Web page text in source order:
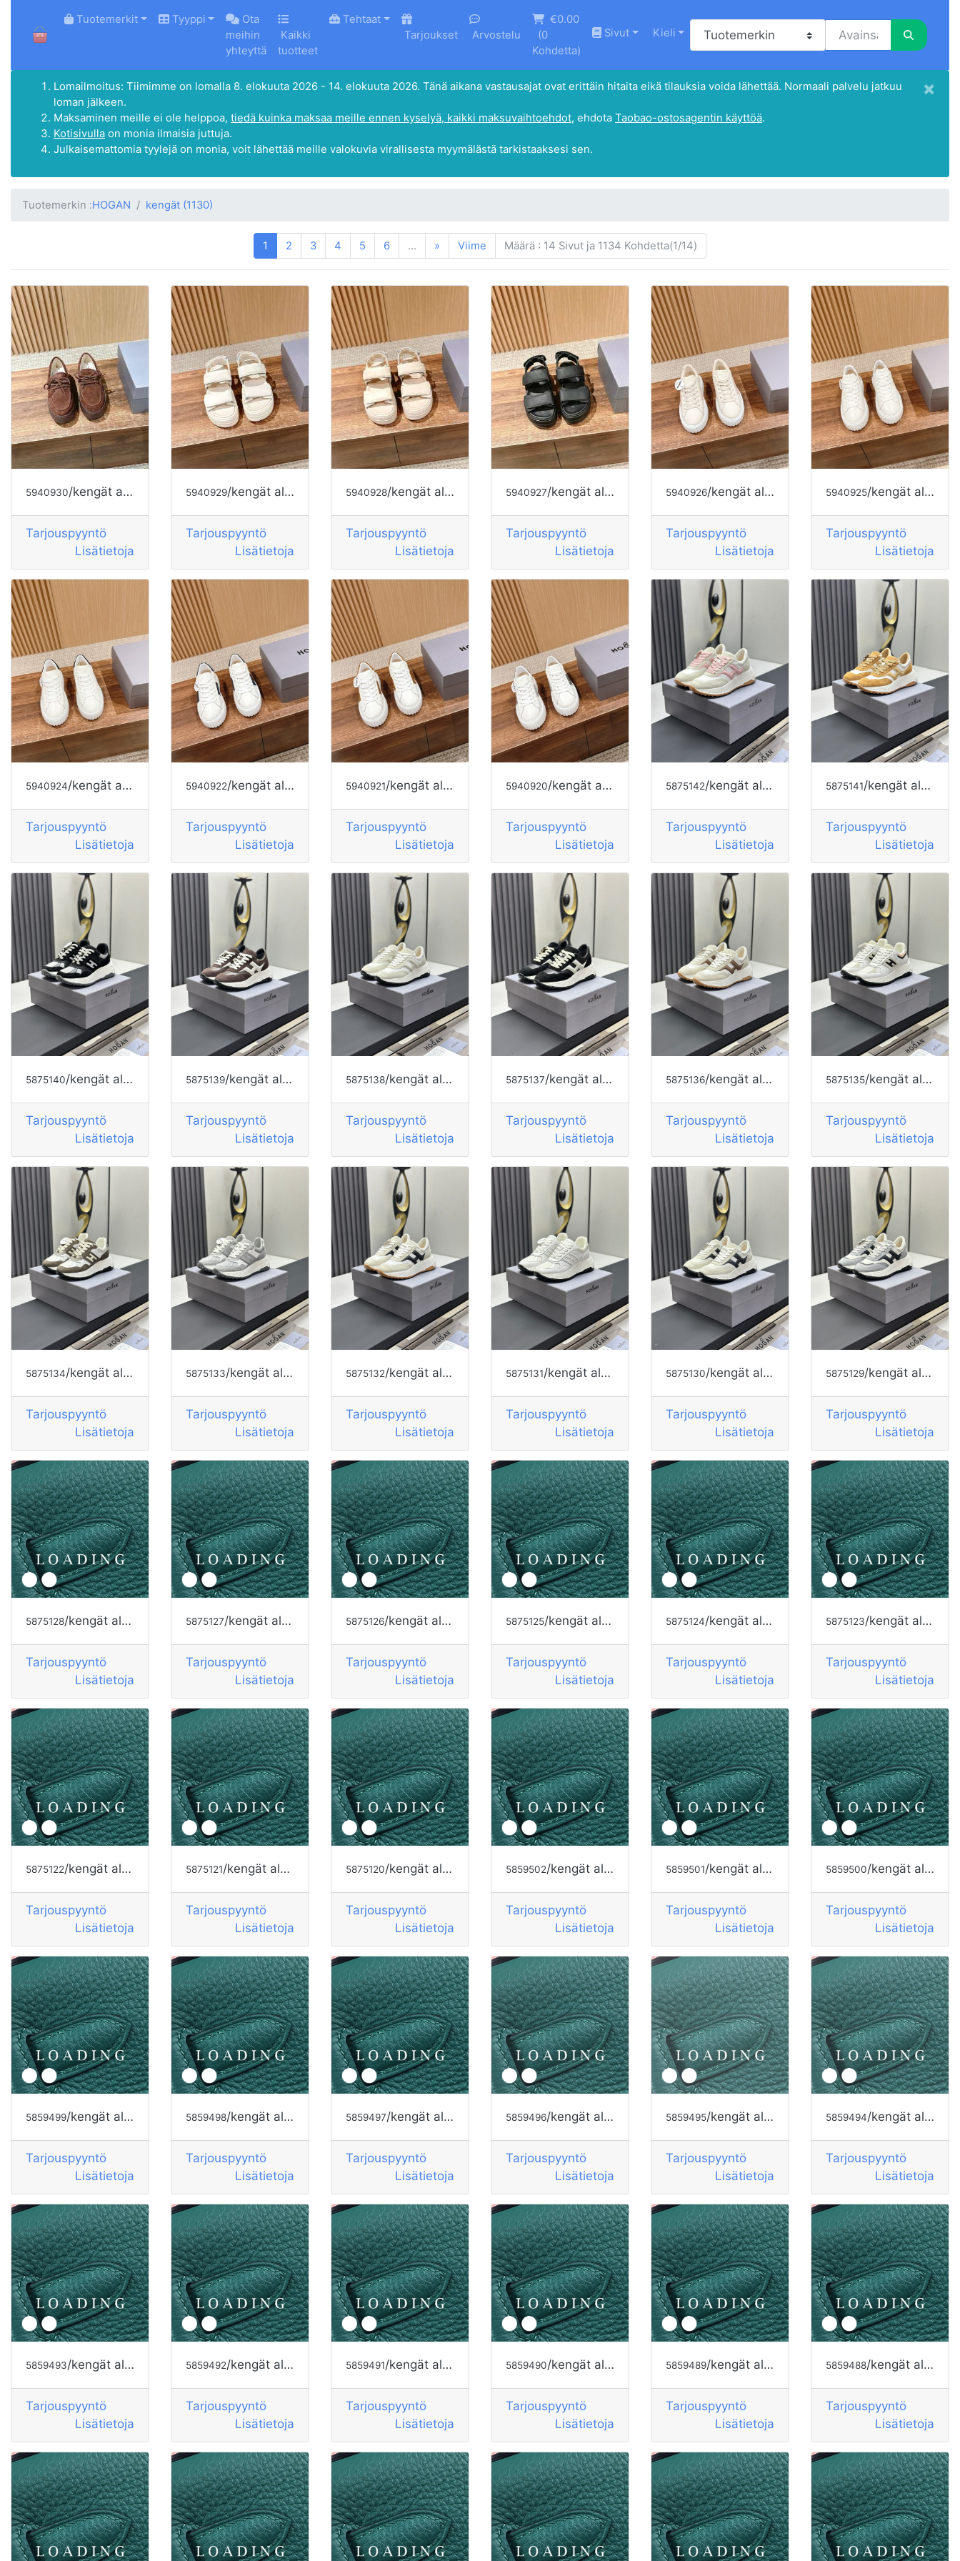
HOME
Tuotemerkit Tyyppi
Ota
meihin
yhteyttä
Kaikki
tuotteet
Tehtaat
Tarjoukset
Arvostelu
€0.00
(0
Kohdetta)
Sivut Kieli
Lomailmoitus: Tiimimme on lomalla 8. elokuuta 2026 - 14. elokuuta 2026. Tänä aikana vastausajat ovat erittäin hitaita eikä tilauksia voida lähettää. Normaali palvelu jatkuu
loman jälkeen.
Maksaminen meille ei ole helppoa, tiedä kuinka maksaa meille ennen kyselyä, kaikki maksuvaihtoehdot, ehdota Taobao-ostosagentin käyttöä.
Kotisivulla on monia ilmaisia juttuja.
Julkaisemattomia tyylejä on monia, voit lähettää meille valokuvia virallisesta myymälästä tarkistaaksesi sen.
×
Tuotemerkin :HOGAN kengät (1130)
1 2 3 4 5 6 ... » Viime Määrä : 14 Sivut ja 1134 Kohdetta(1/14)
5940930/kengät alkaen HOGAN
Tarjouspyyntö
Lisätietoja
5940929/kengät alkaen HOGAN
Tarjouspyyntö
Lisätietoja
5940928/kengät alkaen HOGAN
Tarjouspyyntö
Lisätietoja
5940927/kengät alkaen HOGAN
Tarjouspyyntö
Lisätietoja
5940926/kengät alkaen HOGAN
Tarjouspyyntö
Lisätietoja
5940925/kengät alkaen HOGAN
Tarjouspyyntö
Lisätietoja
5940924/kengät alkaen HOGAN
Tarjouspyyntö
Lisätietoja
5940922/kengät alkaen HOGAN
Tarjouspyyntö
Lisätietoja
5940921/kengät alkaen HOGAN
Tarjouspyyntö
Lisätietoja
5940920/kengät alkaen HOGAN
Tarjouspyyntö
Lisätietoja
5875142/kengät alkaen HOGAN
Tarjouspyyntö
Lisätietoja
5875141/kengät alkaen HOGAN
Tarjouspyyntö
Lisätietoja
5875140/kengät alkaen HOGAN
Tarjouspyyntö
Lisätietoja
5875139/kengät alkaen HOGAN
Tarjouspyyntö
Lisätietoja
5875138/kengät alkaen HOGAN
Tarjouspyyntö
Lisätietoja
5875137/kengät alkaen HOGAN
Tarjouspyyntö
Lisätietoja
5875136/kengät alkaen HOGAN
Tarjouspyyntö
Lisätietoja
5875135/kengät alkaen HOGAN
Tarjouspyyntö
Lisätietoja
5875134/kengät alkaen HOGAN
Tarjouspyyntö
Lisätietoja
5875133/kengät alkaen HOGAN
Tarjouspyyntö
Lisätietoja
5875132/kengät alkaen HOGAN
Tarjouspyyntö
Lisätietoja
5875131/kengät alkaen HOGAN
Tarjouspyyntö
Lisätietoja
5875130/kengät alkaen HOGAN
Tarjouspyyntö
Lisätietoja
5875129/kengät alkaen HOGAN
Tarjouspyyntö
Lisätietoja
5875128/kengät alkaen HOGAN
Tarjouspyyntö
Lisätietoja
5875127/kengät alkaen HOGAN
Tarjouspyyntö
Lisätietoja
5875126/kengät alkaen HOGAN
Tarjouspyyntö
Lisätietoja
5875125/kengät alkaen HOGAN
Tarjouspyyntö
Lisätietoja
5875124/kengät alkaen HOGAN
Tarjouspyyntö
Lisätietoja
5875123/kengät alkaen HOGAN
Tarjouspyyntö
Lisätietoja
5875122/kengät alkaen HOGAN
Tarjouspyyntö
Lisätietoja
5875121/kengät alkaen HOGAN
Tarjouspyyntö
Lisätietoja
5875120/kengät alkaen HOGAN
Tarjouspyyntö
Lisätietoja
5859502/kengät alkaen HOGAN
Tarjouspyyntö
Lisätietoja
5859501/kengät alkaen HOGAN
Tarjouspyyntö
Lisätietoja
5859500/kengät alkaen HOGAN
Tarjouspyyntö
Lisätietoja
5859499/kengät alkaen HOGAN
Tarjouspyyntö
Lisätietoja
5859498/kengät alkaen HOGAN
Tarjouspyyntö
Lisätietoja
5859497/kengät alkaen HOGAN
Tarjouspyyntö
Lisätietoja
5859496/kengät alkaen HOGAN
Tarjouspyyntö
Lisätietoja
5859495/kengät alkaen HOGAN
Tarjouspyyntö
Lisätietoja
5859494/kengät alkaen HOGAN
Tarjouspyyntö
Lisätietoja
5859493/kengät alkaen HOGAN
Tarjouspyyntö
Lisätietoja
5859492/kengät alkaen HOGAN
Tarjouspyyntö
Lisätietoja
5859491/kengät alkaen HOGAN
Tarjouspyyntö
Lisätietoja
5859490/kengät alkaen HOGAN
Tarjouspyyntö
Lisätietoja
5859489/kengät alkaen HOGAN
Tarjouspyyntö
Lisätietoja
5859488/kengät alkaen HOGAN
Tarjouspyyntö
Lisätietoja